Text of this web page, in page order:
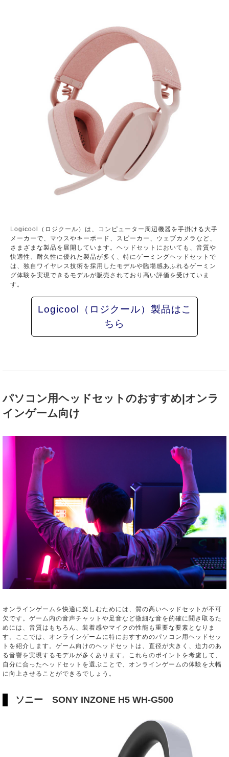
Logicool（ロジクール）は、コンピューター周辺機器を手掛ける大手
メーカーで、マウスやキーボード、スピーカー、ウェブカメラなど、
さまざまな製品を展開しています。ヘッドセットにおいても、音質や
快適性、耐久性に優れた製品が多く、特にゲーミングヘッドセットで
は、独自ワイヤレス技術を採用したモデルや臨場感あふれるゲーミン
グ体験を実現できるモデルが販売されており高い評価を受けていま
す。
Logicool（ロジクール）製品はこ
ちら
パソコン用ヘッドセットのおすすめ|オンラ
インゲーム向け
オンラインゲームを快適に楽しむためには、質の高いヘッドセットが不可
欠です。ゲーム内の音声チャットや足音など微細な音を的確に聞き取るた
めには、音質はもちろん、装着感やマイクの性能も重要な要素となりま
す。ここでは、オンラインゲームに特におすすめのパソコン用ヘッドセッ
トを紹介します。ゲーム向けのヘッドセットは、直径が大きく、迫力のあ
る音響を実現するモデルが多くあります。これらのポイントを考慮して、
自分に合ったヘッドセットを選ぶことで、オンラインゲームの体験を大幅
に向上させることができるでしょう。
ソニー SONY INZONE H5 WH-G500